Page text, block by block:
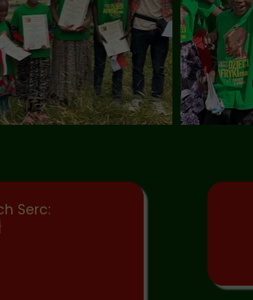
Serc: